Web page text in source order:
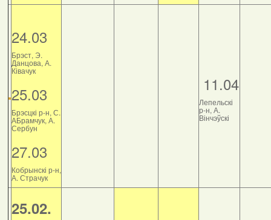
24.03
Брэст, Э.
Данцова, А.
Ківачук
25.03
Брэсцкі р-н, С.
АБрамчук, А.
Сербун
27.03
Кобрынскі р-н,
А. Страчук
11.04
Лепельскі
р-н, А.
Вінчэўскі
25.02.